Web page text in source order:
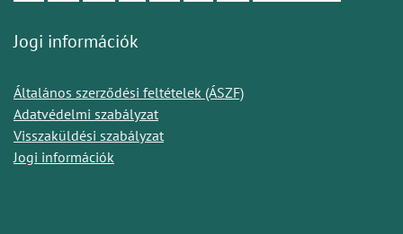
Jogi információk
Általános szerződési feltételek (ÁSZF)
Adatvédelmi szabályzat
Visszaküldési szabályzat
Jogi információk